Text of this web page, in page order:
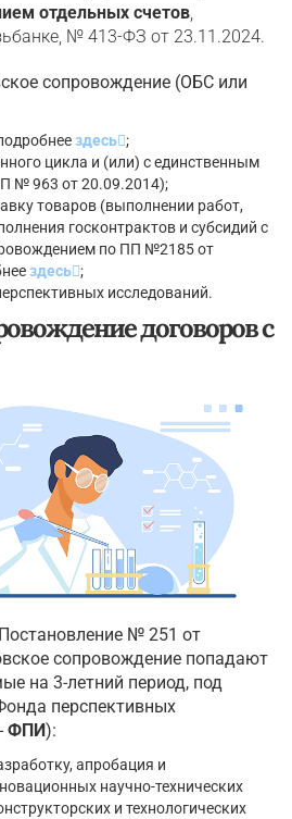
отдельных счетов,
№ 413-ФЗ от 23.11.2024.
сопровождение (ОБС или
здесь ;
цикла и (или) с единственным
№ 963 от 20.09.2014);
товаров (выполнении работ,
госконтрактов и субсидий с
по ПП №2185 от
здесь ;
исследований.
договоров с
№ 251 от
сопровождение попадают
на 3-летний период, под
перспективных
ФПИ):
апробация и
научно-технических
и технологических